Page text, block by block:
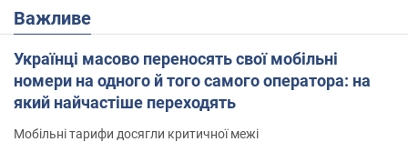
Важливе
Українці масово переносять свої мобільні
номери на одного й того самого оператора: на
який найчастіше переходять
Мобільні тарифи досягли критичної межі